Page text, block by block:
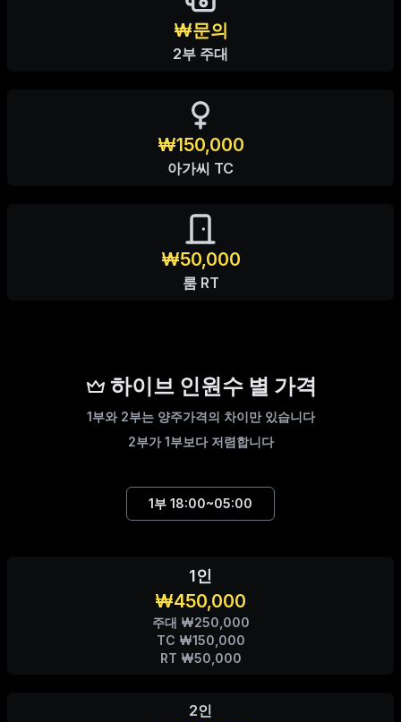
₩문의
2부 주대
₩150,000
아가씨 TC
₩50,000
룸 RT
하이브 인원수 별 가격
1부와 2부는 양주가격의 차이만 있습니다
2부가 1부보다 저렴합니다
1부 18:00~05:00
1인
₩450,000
주대 ₩250,000
TC ₩150,000
RT ₩50,000
2인